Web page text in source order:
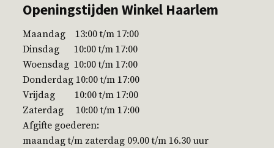
Openingstijden Winkel Haarlem
Maandag 13:00 t/m 17:00
Dinsdag 10:00 t/m 17:00
Woensdag 10:00 t/m 17:00
Donderdag 10:00 t/m 17:00
Vrijdag 10:00 t/m 17:00
Zaterdag 10:00 t/m 17:00
Afgifte goederen:
maandag t/m zaterdag 09.00 t/m 16.30 uur